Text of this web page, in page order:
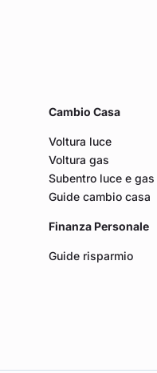
Cambio Casa
Voltura luce
Voltura gas
Subentro luce e gas
Guide cambio casa
Finanza Personale
Guide risparmio